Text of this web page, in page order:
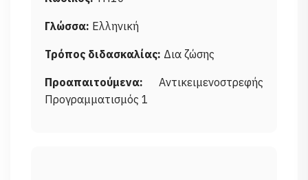
Γλώσσα: Ελληνική
Τρόπος διδασκαλίας: Δια ζώσης
Προαπαιτούμενα: Αντικειμενοστρεφής
Προγραμματισμός 1